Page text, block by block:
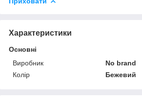
Характеристики
Основні
Виробник
No brand
Колір
Бежевий